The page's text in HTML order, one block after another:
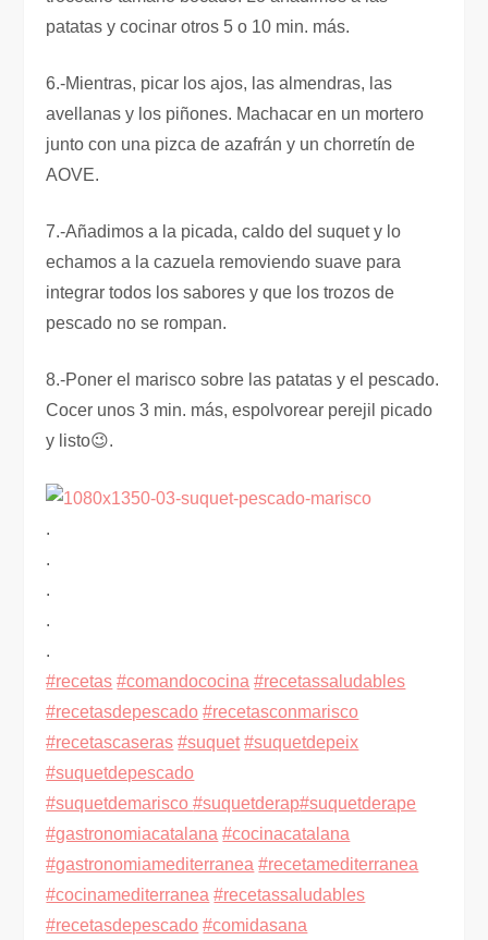
patatas y cocinar otros 5 o 10 min. más.
6.-Mientras, picar los ajos, las almendras, las
avellanas y los piñones. Machacar en un mortero
junto con una pizca de azafrán y un chorretín de
AOVE.
7.-Añadimos a la picada, caldo del suquet y lo
echamos a la cazuela removiendo suave para
integrar todos los sabores y que los trozos de
pescado no se rompan.
8.-Poner el marisco sobre las patatas y el pescado.
Cocer unos 3 min. más, espolvorear perejil picado
y listo😉.
.
.
.
.
.
#recetas #comandococina #recetassaludables
#recetasdepescado #recetasconmarisco
#recetascaseras #suquet #suquetdepeix
#suquetdepescado
#suquetdemarisco#suquetderap#suquetderape
#gastronomiacatalana #cocinacatalana
#gastronomiamediterranea #recetamediterranea
#cocinamediterranea #recetassaludables
#recetasdepescado #comidasana